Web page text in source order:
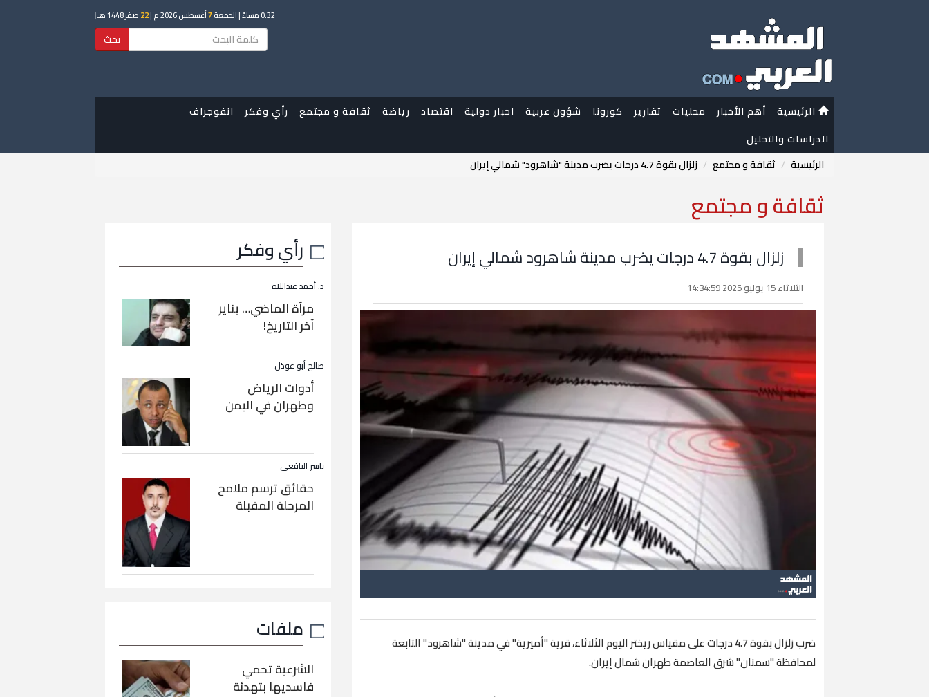
0:32 مساءً | الجمعة7أغسطس 2026 م | 22 صفر 1448 هـ |
بحث
الرئيسية أهم الأخبار محليات تقارير كورونا شؤون عربية اخبار دولية اقتصاد رياضة ثقافة و مجتمع رأي وفكر
انفوجراف
الدراسات والتحليل
الرئيسية
ثقافة و مجتمع زلزال بقوة 4.7 درجات يضرب مدينة "شاهرود" شمالي إيران
ثقافة و مجتمع
زلزال بقوة 4.7 درجات يضرب مدينة شاهرود شمالي إيران
الثلاثاء 15 يوليو 2025 14:34:59
ضرب زلزال بقوة 4.7 درجات على مقياس ريختر اليوم الثلاثاء، قرية "أميرية" في مدينة "شاهرود" التابعة
لمحافظة "سمنان" شرق العاصمة طهران شمال إيران.
رأي وفكر
د. أحمد عبداللاه
مرآة الماضي… يناير
آخر التاريخ!
صالح أبو عوذل
أدوات الرياض
وطهران في اليمن
ياسر اليافعي
حقائق ترسم ملامح
المرحلة المقبلة
ملفات
الشرعية تحمي
فاسديها بتهدئة